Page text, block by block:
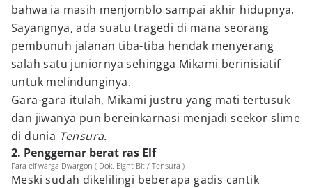
bahwa ia masih menjomblo sampai akhir hidupnya.
Sayangnya, ada suatu tragedi di mana seorang
pembunuh jalanan tiba-tiba hendak menyerang
salah satu juniornya sehingga Mikami berinisiatif
untuk melindunginya.
Gara-gara itulah, Mikami justru yang mati tertusuk
dan jiwanya pun bereinkarnasi menjadi seekor slime
di dunia Tensura.
2. Penggemar berat ras Elf
Para elf warga Dwargon ( Dok. Eight Bit / Tensura )
Meski sudah dikelilingi beberapa gadis cantik